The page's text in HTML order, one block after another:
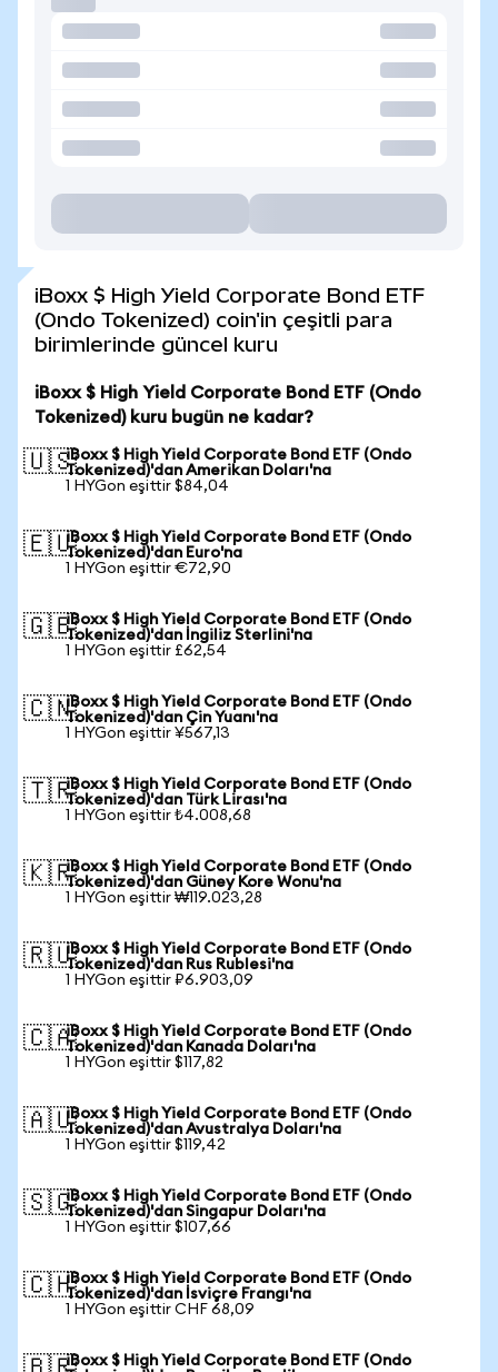
iBoxx $ High Yield Corporate Bond ETF
(Ondo Tokenized) coin'in çeşitli para
birimlerinde güncel kuru
iBoxx $ High Yield Corporate Bond ETF (Ondo
Tokenized) kuru bugün ne kadar?
🇺🇸iBoxx $ High Yield Corporate Bond ETF (Ondo
Tokenized)'dan Amerikan Doları'na
1 HYGon eşittir $84,04
🇪🇺iBoxx $ High Yield Corporate Bond ETF (Ondo
Tokenized)'dan Euro'na
1 HYGon eşittir €72,90
🇬🇧iBoxx $ High Yield Corporate Bond ETF (Ondo
Tokenized)'dan İngiliz Sterlini'na
1 HYGon eşittir £62,54
🇨🇳iBoxx $ High Yield Corporate Bond ETF (Ondo
Tokenized)'dan Çin Yuanı'na
1 HYGon eşittir ¥567,13
🇹🇷iBoxx $ High Yield Corporate Bond ETF (Ondo
Tokenized)'dan Türk Lirası'na
1 HYGon eşittir ₺4.008,68
🇰🇷iBoxx $ High Yield Corporate Bond ETF (Ondo
Tokenized)'dan Güney Kore Wonu'na
1 HYGon eşittir ₩119.023,28
🇷🇺iBoxx $ High Yield Corporate Bond ETF (Ondo
Tokenized)'dan Rus Rublesi'na
1 HYGon eşittir ₽6.903,09
🇨🇦iBoxx $ High Yield Corporate Bond ETF (Ondo
Tokenized)'dan Kanada Doları'na
1 HYGon eşittir $117,82
🇦🇺iBoxx $ High Yield Corporate Bond ETF (Ondo
Tokenized)'dan Avustralya Doları'na
1 HYGon eşittir $119,42
🇸🇬iBoxx $ High Yield Corporate Bond ETF (Ondo
Tokenized)'dan Singapur Doları'na
1 HYGon eşittir $107,66
🇨🇭iBoxx $ High Yield Corporate Bond ETF (Ondo
Tokenized)'dan İsviçre Frangı'na
1 HYGon eşittir CHF 68,09
iBoxx $ High Yield Corporate Bond ETF (Ondo